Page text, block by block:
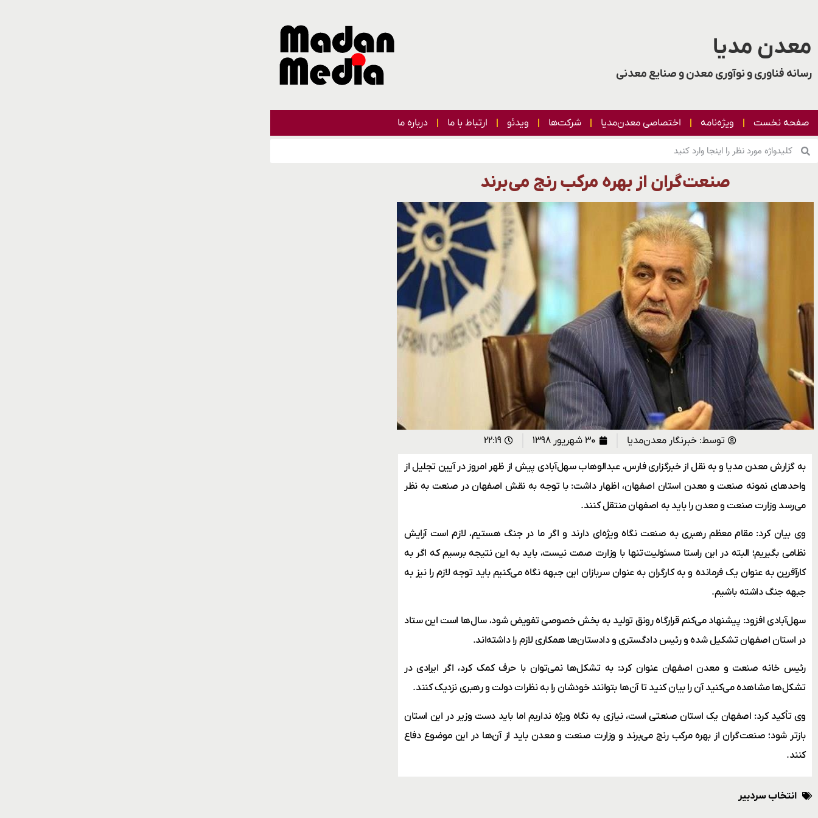
معدن مدیا
رسانه فناوری و نوآوری معدن و صنایع معدنی
صفحه نخست ویژه‌نامه اختصاصی معدن‌مدیا شرکت‌ها ویدئو ارتباط با ما درباره ما
صنعت‌گران از بهره مرکب رنج می‌برند
توسط: خبرنگار معدن‌مدیا ۳۰ شهریور ۱۳۹۸ ۲۲:۱۹
به گزارش معدن مدیا و به نقل از خبرگزاری فارس، عبدالوهاب سهل‌آبادی پیش از ظهر امروز در آیین تجلیل از
واحدهای نمونه صنعت و معدن استان اصفهان، اظهار داشت: با توجه به نقش اصفهان در صنعت به نظر
می‌رسد وزارت صنعت و معدن را باید به اصفهان منتقل کنند.
وی بیان کرد: مقام معظم رهبری به صنعت نگاه ویژه‌ای دارند و اگر ما در جنگ هستیم، لازم است آرایش
نظامی بگیریم؛ البته در این راستا مسئولیت تنها با وزارت صمت نیست، باید به این نتیجه برسیم که اگر به
کارآفرین به عنوان یک فرمانده و به کارگران به عنوان سربازان این جبهه نگاه می‌کنیم باید توجه لازم را نیز به
جبهه جنگ داشته باشیم.
سهل‌آبادی افزود: پیشنهاد می‌کنم قرارگاه رونق تولید به بخش خصوصی تفویض شود، سال‌ها است این ستاد
در استان اصفهان تشکیل شده و رئیس دادگستری و دادستان‌ها همکاری لازم را داشته‌اند.
رئیس خانه صنعت و معدن اصفهان عنوان کرد: به تشکل‌ها نمی‌توان با حرف کمک کرد، اگر ایرادی در
تشکل‌ها مشاهده می‌کنید آن را بیان کنید تا آن‌ها بتوانند خودشان را به نظرات دولت و رهبری نزدیک کنند.
وی تأکید کرد: اصفهان یک استان صنعتی است، نیازی به نگاه ویژه نداریم اما باید دست وزیر در این استان
بازتر شود؛ صنعت‌گران از بهره مرکب رنج می‌برند و وزارت صنعت و معدن باید از آن‌ها در این موضوع دفاع
کنند.
انتخاب سردبیر